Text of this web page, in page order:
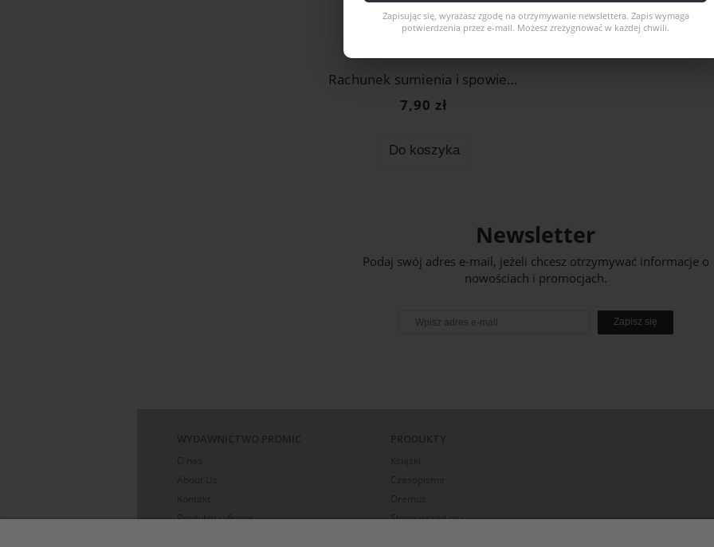
Rachunek sumienia i spowiedź dorosłych
7,90 zł
Do koszyka
Newsletter
Podaj swój adres e-mail, jeżeli chcesz otrzymywać informacje o
nowościach i promocjach.
Zapisz się
Produkty cyfrowe
Słowo wśród nas
Zapisując się, wyrażasz zgodę na otrzymywanie newslettera. Zapis wymaga
potwierdzenia przez e-mail. Możesz zrezygnować w każdej chwili.